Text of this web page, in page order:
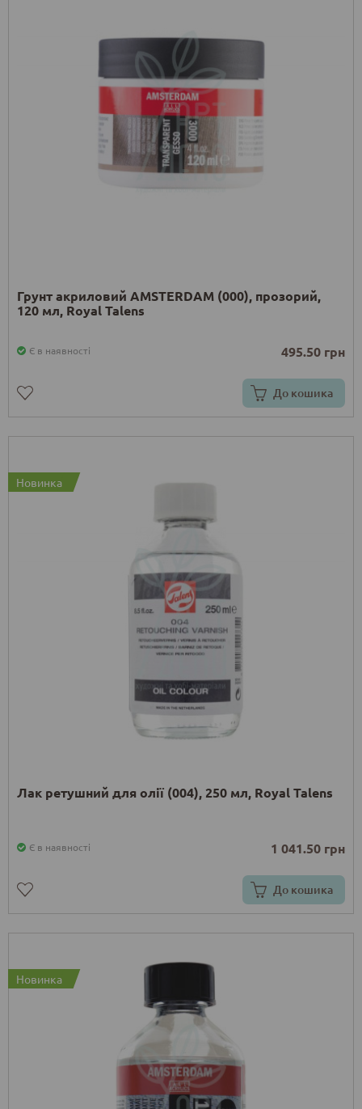
Грунт акриловий AMSTERDAM (000), прозорий,
120 мл, Royal Talens
Є в наявності 495.50 грн
До кошика
Новинка
Лак ретушний для олії (004), 250 мл, Royal Talens
Є в наявності 1 041.50 грн
До кошика
Новинка